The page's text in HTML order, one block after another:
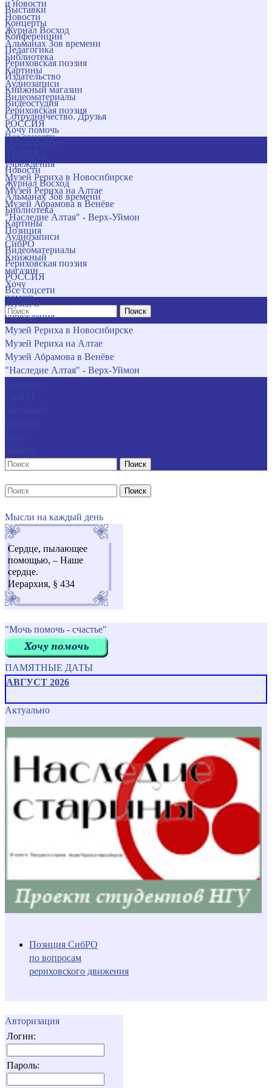
и новости
Новости
Журнал Восход
Альманах Зов времени
Библиотека
Картины
Аудиозаписи
Видеоматериалы
Рериховская поэзия
РОССИЯ
Все соцсети
учреждения
Музей Рериха в Новосибирске
Музей Рериха на Алтае
Музей Абрамова в Венёве
"Наследие Алтая" - Верх-Уймон
Позиция
СибРО
Книжный
магазин
Хочу
помочь
Поиск
Выставки
Концерты
Конференции
Педагогика
Рериховская поэзия
Издательство
Книжный магазин
Видеостудия
Сотрудничество. Друзья
Хочу помочь
Новости
Журнал Восход
Альманах Зов времени
Библиотека
Картины
Аудиозаписи
Видеоматериалы
Рериховская поэзия
РОССИЯ
Все соцсети
Музеи и
учреждения
Музей Рериха в Новосибирске
Музей Рериха на Алтае
Музей Абрамова в Венёве
"Наследие Алтая" - Верх-Уймон
Поиск
Поиск
Мысли на каждый день
Сердце, пылающее
помощью, – Наше
сердце.
Иерархия, § 434
"Мочь помочь - счастье"
ПАМЯТНЫЕ ДАТЫ
АВГУСТ 2026
Актуально
Позиция СибРО
по вопросам
рериховского движения
Авторизация
Логин:
Пароль: